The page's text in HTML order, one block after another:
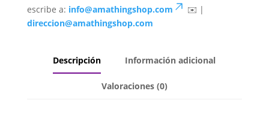
escribe a: info@amathingshop.com
✉️ |
direccion@amathingshop.com
Descripción Información adicional
Valoraciones (0)